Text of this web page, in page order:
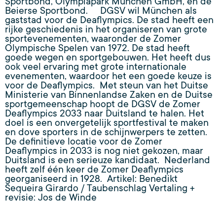
Beierse Sportbond. DGSV wil München als
gaststad voor de Deaflympics. De stad heeft een
rijke geschiedenis in het organiseren van grote
sportevenementen, waaronder de Zomer
Olympische Spelen van 1972. De stad heeft
goede wegen en sportgebouwen. Het heeft dus
ook veel ervaring met grote internationale
evenementen, waardoor het een goede keuze is
voor de Deaflympics. Met steun van het Duitse
Ministerie van Binnenlandse Zaken en de Duitse
sportgemeenschap hoopt de DGSV de Zomer
Deaflympics 2033 naar Duitsland te halen. Het
doel is een onvergetelijk sportfestival te maken
en dove sporters in de schijnwerpers te zetten.
De definitieve locatie voor de Zomer
Deaflympics in 2033 is nog niet gekozen, maar
Duitsland is een serieuze kandidaat. Nederland
heeft zelf één keer de Zomer Deaflympics
georganiseerd in 1928. Artikel: Benedikt
Sequeira Girardo / Taubenschlag Vertaling +
revisie: Jos de Winde